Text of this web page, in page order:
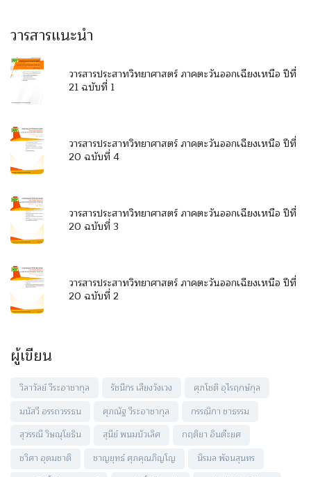
วารสารแนะนำ
วารสารประสาทวิทยาศาสตร์ ภาคตะวันออกเฉียงเหนือ ปีที่
21 ฉบับที่ 1
วารสารประสาทวิทยาศาสตร์ ภาคตะวันออกเฉียงเหนือ ปีที่
20 ฉบับที่ 4
วารสารประสาทวิทยาศาสตร์ ภาคตะวันออกเฉียงเหนือ ปีที่
20 ฉบับที่ 3
วารสารประสาทวิทยาศาสตร์ ภาคตะวันออกเฉียงเหนือ ปีที่
20 ฉบับที่ 2
ผู้เขียน
วิลาวัลย์ วีระอาชากุล รัชนีกร เสียงวังเวง
ศุภโชติ อุไรฤกษ์กุล
มนัสวี อรรถวรรธน
ศุภณัฐ วีระอาชากุล
กรรณิกา ชาธรรม
สุวรรณี วิษณุโยธิน
สุนีย์ พนมบัวเลิศ
กฤติยา อินต๊ะยศ
ชวิศา อุดมชาติ
ชาญยุทธ์ ศุภคุณภิญโญ
นิรมล พัจนสุนทร